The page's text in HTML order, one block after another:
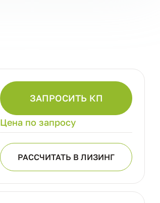
ЗАПРОСИТЬ КП
Цена по запросу
РАССЧИТАТЬ В ЛИЗИНГ